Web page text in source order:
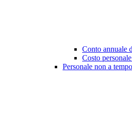
Conto annuale
Costo
Personale non a